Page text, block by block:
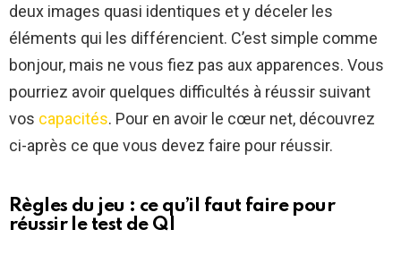
deux images quasi identiques et y déceler les
éléments qui les différencient. C’est simple comme
bonjour, mais ne vous fiez pas aux apparences. Vous
pourriez avoir quelques difficultés à réussir suivant
vos capacités. Pour en avoir le cœur net, découvrez
ci-après ce que vous devez faire pour réussir.
Règles du jeu : ce qu’il faut faire pour
réussir le test de QI